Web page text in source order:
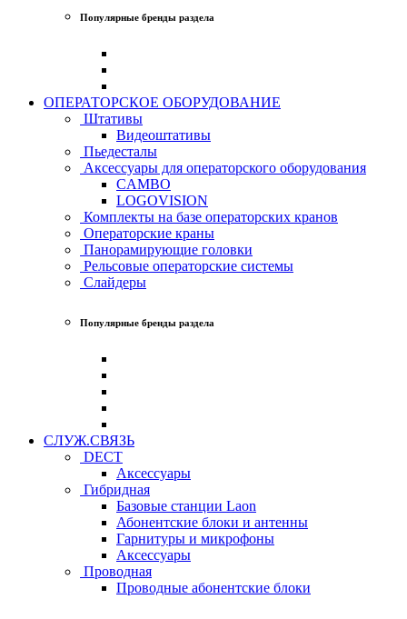
Популярные бренды раздела
ОПЕРАТОРСКОЕ ОБОРУДОВАНИЕ
Штативы
Видеоштативы
Пьедесталы
Аксессуары для операторского оборудования
CAMBO
LOGOVISION
Комплекты на базе операторских кранов
Операторские краны
Панорамирующие головки
Рельсовые операторские системы
Слайдеры
Популярные бренды раздела
СЛУЖ.СВЯЗЬ
DECT
Аксессуары
Гибридная
Базовые станции Laon
Абонентские блоки и антенны
Гарнитуры и микрофоны
Аксессуары
Проводная
Проводные абонентские блоки